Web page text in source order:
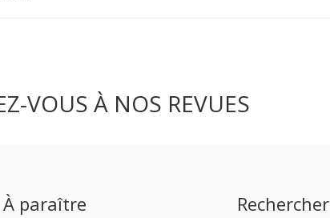
VOUS À NOS REVUES
À paraître Rechercher